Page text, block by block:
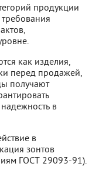
продукции
как изделия,
перед продажей,
получают
в
в
зонтов
ГОСТ 29093-91).